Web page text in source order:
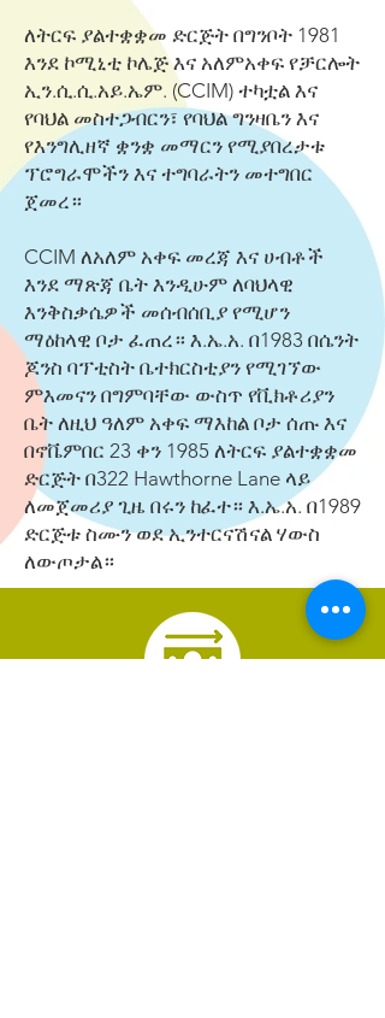
ለትርፍ ያልተቋቋመ ድርጅት በግንቦት 1981
እንደ ኮሚኒቲ ኮሌጅ እና አለምአቀፍ የቻርሎት
ኢን.ሲ.ሲ.አይ.ኤም. (CCIM) ተካቷል እና
የባህል መስተጋብርን፣ የባህል ግንዛቤን እና
የእንግሊዘኛ ቋንቋ መማርን የሚያበረታቱ
ፕሮግራሞችን እና ተግባራትን መተግበር
ጀመረ።
CCIM ለአለም አቀፍ መረጃ እና ሀብቶች
እንደ ማጽጃ ቤት እንዲሁም ለባህላዊ
እንቅስቃሴዎች መሰብሰቢያ የሚሆን
ማዕከላዊ ቦታ ፈጠረ። እ.ኤ.አ. በ1983 በሴንት
ጆንስ ባፕቲስት ቤተክርስቲያን የሚገኘው
ምእመናን በግምባቸው ውስጥ የቪክቶሪያን
ቤት ለዚህ ዓለም አቀፍ ማእከል ቦታ ሰጡ እና
በኖቬምበር 23 ቀን 1985 ለትርፍ ያልተቋቋመ
ድርጅት በ322 Hawthorne Lane ላይ
ለመጀመሪያ ጊዜ በሩን ከፈተ። እ.ኤ.አ. በ1989
ድርጅቱ ስሙን ወደ ኢንተርናሽናል ሃውስ
ለውጦታል።